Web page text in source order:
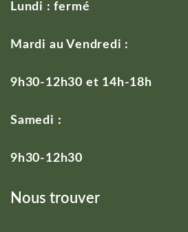
Lundi : fermé
Mardi au Vendredi :
9h30-12h30 et 14h-18h
Samedi :
9h30-12h30
Nous trouver